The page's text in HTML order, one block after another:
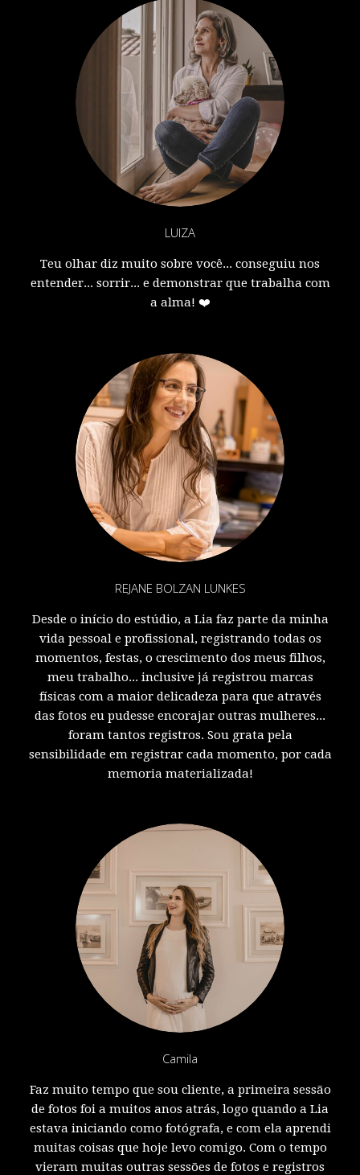
LUIZA
Teu olhar diz muito sobre você... conseguiu nos
entender... sorrir... e demonstrar que trabalha com
a alma! ❤️
REJANE BOLZAN LUNKES
Desde o início do estúdio, a Lia faz parte da minha
vida pessoal e profissional, registrando todas os
momentos, festas, o crescimento dos meus filhos,
meu trabalho... inclusive já registrou marcas
físicas com a maior delicadeza para que através
das fotos eu pudesse encorajar outras mulheres...
foram tantos registros. Sou grata pela
sensibilidade em registrar cada momento, por cada
memoria materializada!
Camila
Faz muito tempo que sou cliente, a primeira sessão
de fotos foi a muitos anos atrás, logo quando a Lia
estava iniciando como fotógrafa, e com ela aprendi
muitas coisas que hoje levo comigo. Com o tempo
vieram muitas outras sessões de fotos e registros